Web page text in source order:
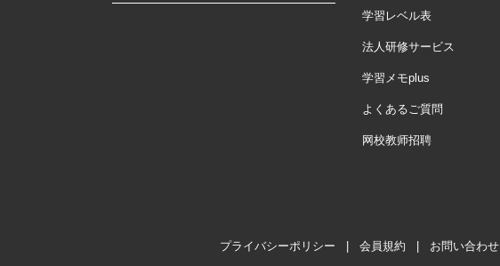
学習レベル表
法人研修サービス
学習メモplus
よくあるご質問
网校教师招聘
プライバシーポリシー 会員規約 お問い合わせ